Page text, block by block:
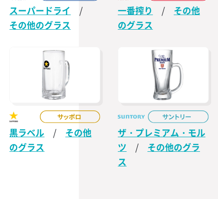
スーパードライ
/
その他のグラス
一番搾り /
その他
のグラス
黒ラベル /
その他
のグラス
ザ・プレミアム・モル
ツ
/
その他のグラ
ス